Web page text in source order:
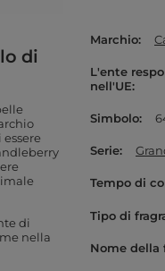
di
di
nella
Marchio
L'ente
nell'UE
Simbolo
Serie
Tempo di
Tipo di
Nome della